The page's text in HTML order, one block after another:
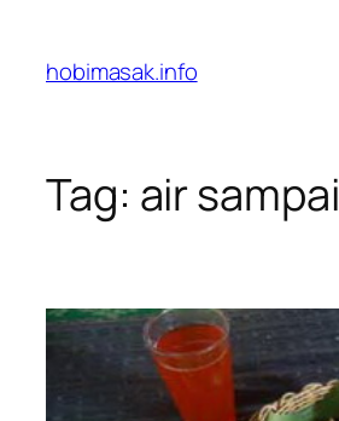
content
hobimasak.info
Tag: air sampai